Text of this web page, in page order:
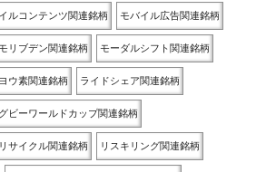
ルコンテンツ関連銘柄 モバイル広告関連銘柄
リブデン関連銘柄 モーダルシフト関連銘柄
ヨウ素関連銘柄 ライドシェア関連銘柄
ビーワールドカップ関連銘柄
リサイクル関連銘柄 リスキリング関連銘柄